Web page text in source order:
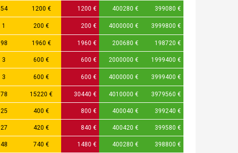
54 1200 € 1200 € 400280 €
399080 €
1 200 € 200 € 4000000 € 3999800 €
98 1960 € 1960 € 200680 € 198720 €
3 600 € 600 € 2000000 €
1999400 €
3 600 € 600 € 4000000 € 3999400 €
78 15220 € 30440 € 4010000 € 3979560 €
25 400 € 800 € 400040 € 399240 €
27 420 € 840 € 400420 € 399580 €
48 740 € 1480 € 400280 € 398800 €